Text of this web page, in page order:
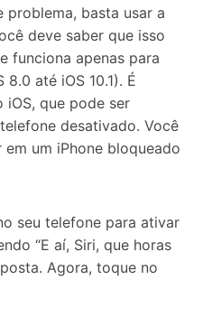
basta usar a
deve saber que isso
funciona apenas para
até iOS 10.1). É
iOS, que pode ser
desativado. Você
um iPhone bloqueado
seu telefone para ativar
“E aí, Siri, que horas
Agora, toque no